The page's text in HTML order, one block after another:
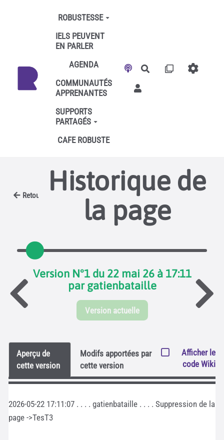
Aller au contenu principal
ROBUSTESSE
IELS PEUVENT
EN PARLER
AGENDA
COMMUNAUTÉS
APPRENANTES
SUPPORTS
PARTAGÉS
CAFE ROBUSTE
Rechercher
Retour
Historique de
la page
Version N°1 du 22 mai 26 à 17:11
par gatienbataille
Version actuelle
Aperçu de
cette version
Modifs apportées par
cette version
Afficher le
code Wiki